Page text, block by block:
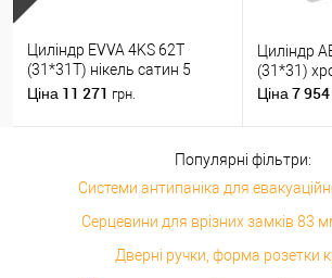
Циліндр EVVA 4KS 62T
(31*31T) нікель сатин 5
ключів
Ціна 11 271 грн.
Циліндр
(31*31)
Ціна 7 954
Популярні фільтри:
Системи антипаніка для
Серцевини для врізних замків 83
Дверні ручки, форма розетки